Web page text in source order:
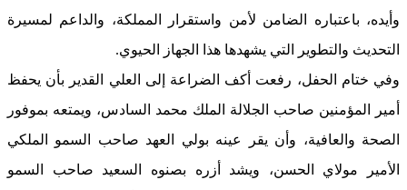
وأيده، باعتباره الضامن لأمن واستقرار المملكة، والداعم لمسيرة
التحديث والتطوير التي يشهدها هذا الجهاز الحيوي.
وفي ختام الحفل، رفعت أكف الضراعة إلى العلي القدير بأن يحفظ
أمير المؤمنين صاحب الجلالة الملك محمد السادس، ويمتعه بموفور
الصحة والعافية، وأن يقر عينه بولي العهد صاحب السمو الملكي
الأمير مولاي الحسن، ويشد أزره بصنوه السعيد صاحب السمو